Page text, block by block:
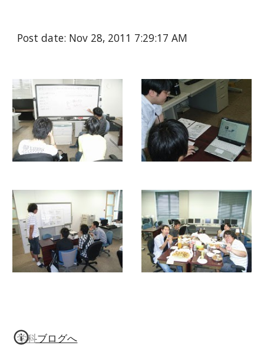
Post date: Nov 28, 2011 7:29:17 AM
学科ブログへ